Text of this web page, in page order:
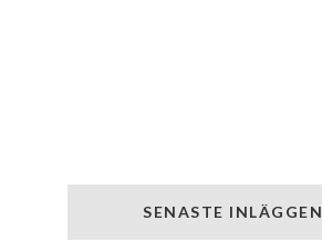
SENASTE INLÄGGEN